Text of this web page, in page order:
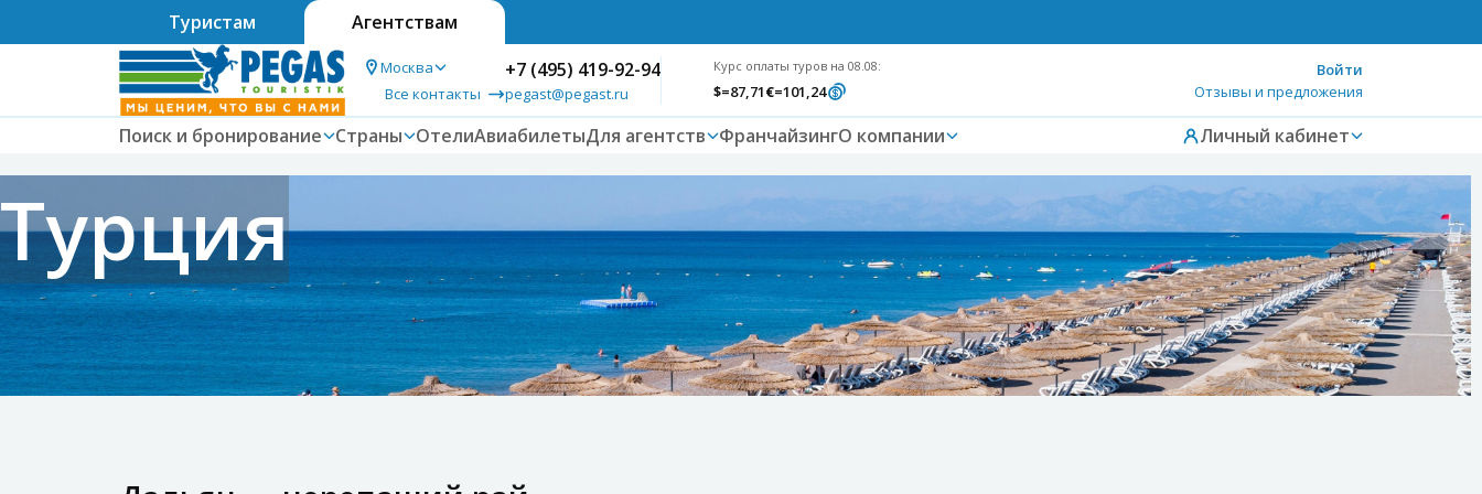
Туристам Агентствам
Москва
Все контакты
+7 (495) 419-92-94
pegast@pegast.ru
Курс оплаты туров на 08.08:
$=87,71€=101,24
Войти
Отзывы и предложения
Поиск и бронирование Страны ОтелиАвиабилетыДля агентств ФранчайзингО компании Личный кабинет
Турция